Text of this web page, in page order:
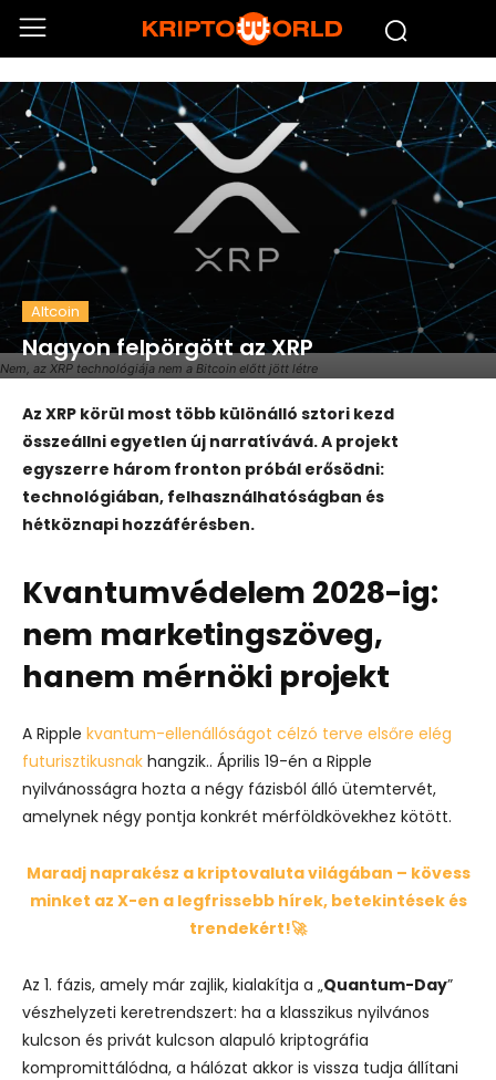
Nem, az XRP technológiája nem a Bitcoin előtt jött létre
Altcoin
Nagyon felpörgött az XRP
Az XRP körül most több különálló sztori kezd
összeállni egyetlen új narratívává. A projekt
egyszerre három fronton próbál erősödni:
technológiában, felhasználhatóságban és
hétköznapi hozzáférésben.
Kvantumvédelem 2028-ig:
nem marketingszöveg,
hanem mérnöki projekt
A Ripple kvantum-ellenállóságot célzó terve elsőre elég
futurisztikusnak hangzik.. Április 19-én a Ripple
nyilvánosságra hozta a négy fázisból álló ütemtervét,
amelynek négy pontja konkrét mérföldkövekhez kötött.
Maradj naprakész a kriptovaluta világában – kövess
minket az X-en a legfrissebb hírek, betekintések és
trendekért!🚀
Az 1. fázis, amely már zajlik, kialakítja a „Quantum-Day”
vészhelyzeti keretrendszert: ha a klasszikus nyilvános
kulcson és privát kulcson alapuló kriptográfia
kompromittálódna, a hálózat akkor is vissza tudja állítani